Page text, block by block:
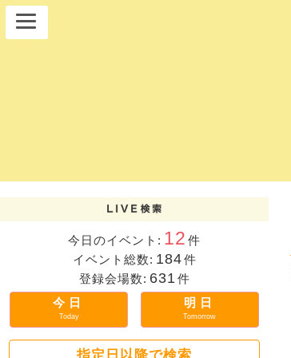
今日のイベント: 12 件
イベント総数: 184件
登録会場数: 631 件
今日
Today
明日
Tomorrow
指定日以降で検索